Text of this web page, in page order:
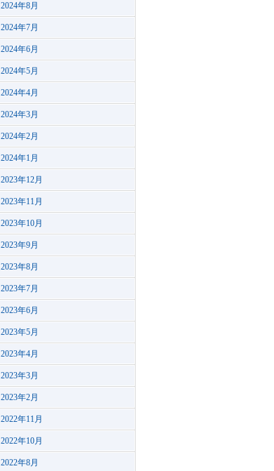
2024年8月
2024年7月
2024年6月
2024年5月
2024年4月
2024年3月
2024年2月
2024年1月
2023年12月
2023年11月
2023年10月
2023年9月
2023年8月
2023年7月
2023年6月
2023年5月
2023年4月
2023年3月
2023年2月
2022年11月
2022年10月
2022年8月